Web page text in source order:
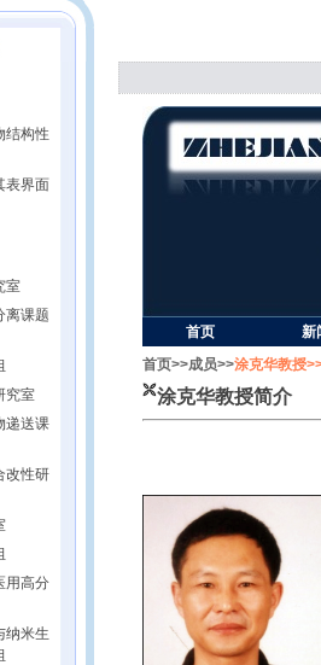
结构性
表界面
室
离课题
究室
递送课
改性研
用高分
纳米生
首页
新
首页>>成员>>涂克华教授
涂克华教授简介